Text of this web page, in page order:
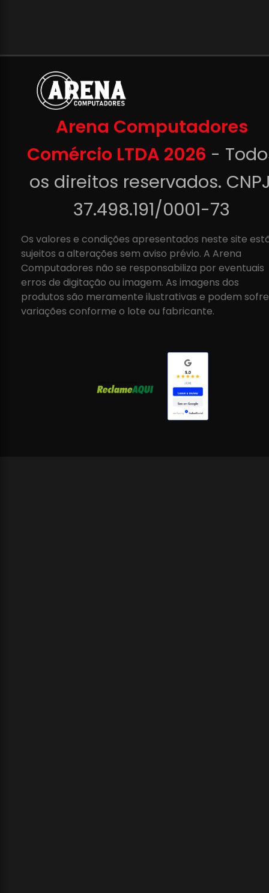
Arena Computadores
Comércio LTDA 2026 -
os direitos reservados.
37.498.191/0001-73
Os valores e condições apresentados neste site
sujeitos a alterações sem aviso prévio. A Arena
Computadores não se responsabiliza por eventuais
erros de digitação ou imagem. As imagens dos
produtos são meramente ilustrativas e podem
variações conforme o lote ou fabricante.